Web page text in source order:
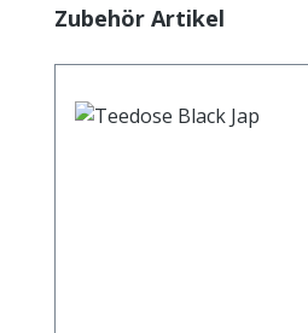
Produktgalerie überspringen
Zubehör Artikel